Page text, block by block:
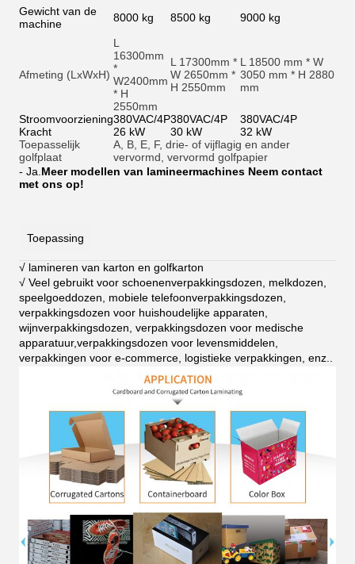
Gewicht van de
machine
8000 kg 8500 kg 9000 kg
Afmeting (LxWxH)
L
16300mm
*
W2400mm
* H
2550mm
L 17300mm *
W 2650mm *
H 2550mm
L 18500 mm * W
3050 mm * H 2880
mm
Stroomvoorziening380VAC/4P380VAC/4P
380VAC/4P
Kracht
26 kW 30 kW
32 kW
Toepasselijk
golfplaat
A, B, E, F, drie- of vijflagig en ander
vervormd, vervormd golfpapier
- Ja. Meer modellen van lamineermachines Neem contact
met ons op!
Toepassing
√ lamineren van karton en golfkarton
√ Veel gebruikt voor schoenenverpakkingsdozen, melkdozen,
speelgoeddozen, mobiele telefoonverpakkingsdozen,
verpakkingsdozen voor huishoudelijke apparaten,
wijnverpakkingsdozen, verpakkingsdozen voor medische
apparatuur,verpakkingsdozen voor levensmiddelen,
verpakkingen voor e-commerce, logistieke verpakkingen, enz.